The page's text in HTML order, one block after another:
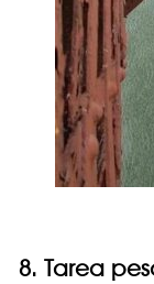
8. Tarea